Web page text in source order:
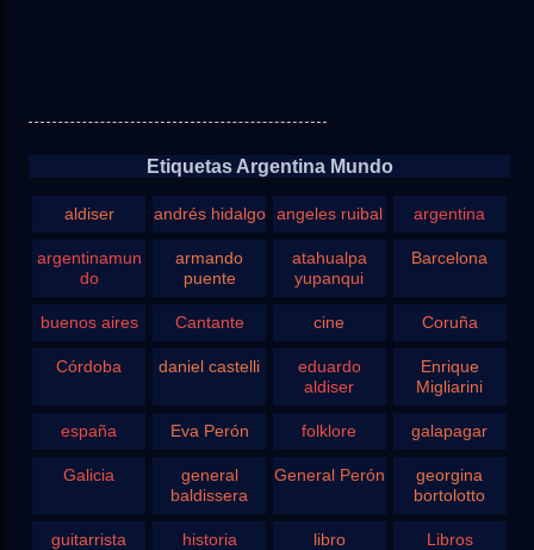
Etiquetas Argentina Mundo
aldiser andrés hidalgo angeles ruibal argentina
argentinamun
do
armando
puente
atahualpa
yupanqui
Barcelona
buenos aires Cantante cine Coruña
Córdoba daniel castelli
eduardo
aldiser
Enrique
Migliarini
españa Eva Perón folklore galapagar
Galicia
general
baldissera
General Perón
georgina
bortolotto
guitarrista historia libro Libros